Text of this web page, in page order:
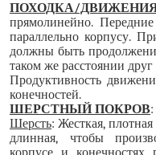
ПОХОДКА/
прямолинейно.
параллельно корпусу.
должны быть
таком же расстоянии
Продуктивность
конечностей.
ШЕРСТНЫЙ ПОКРОВ:
Шерсть: Жесткая,
длинная, чтобы